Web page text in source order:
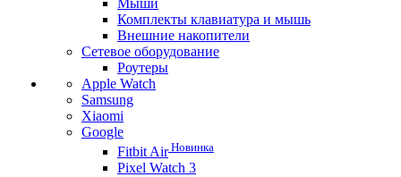
Комплекты клавиатура и мышь
Внешние накопители
Сетевое оборудование
Роутеры
Apple Watch
Samsung
Xiaomi
Google
Fitbit AirНовинка
Pixel Watch 3